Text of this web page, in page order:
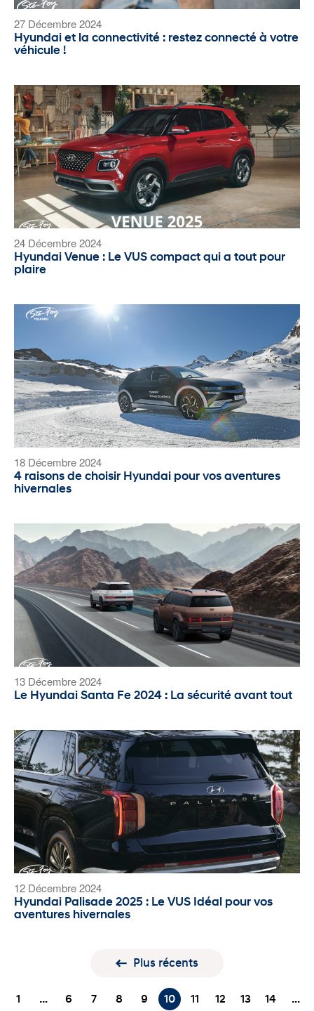
27 Décembre 2024
Hyundai et la connectivité : restez connecté à votre
véhicule !
24 Décembre 2024
Hyundai Venue : Le VUS compact qui a tout pour
plaire
18 Décembre 2024
4 raisons de choisir Hyundai pour vos aventures
hivernales
13 Décembre 2024
Le Hyundai Santa Fe 2024 : La sécurité avant tout
12 Décembre 2024
Hyundai Palisade 2025 : Le VUS Idéal pour vos
aventures hivernales
Plus récents
1 … 6 7 8 9 10 11 12 13 14
…